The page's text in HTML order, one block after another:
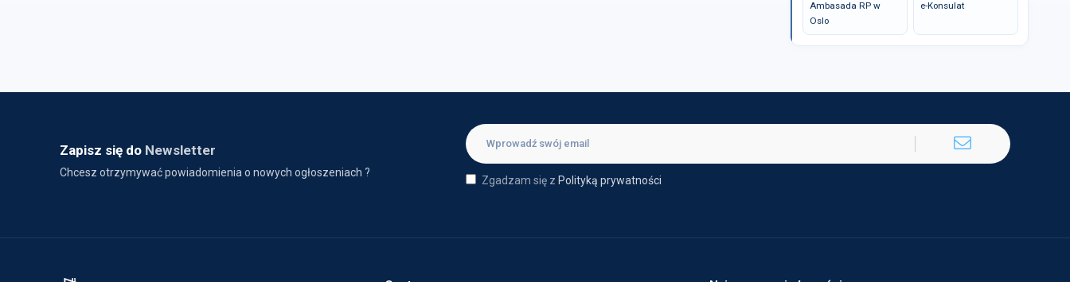
Ambasada RP w
Oslo
e-Konsulat
Zapisz się do Newsletter
Chcesz otrzymywać powiadomienia o nowych ogłoszeniach ?
Zgadzam się z Polityką prywatności